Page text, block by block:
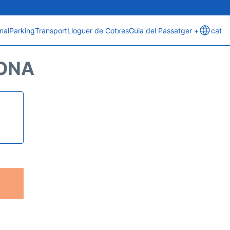
ParkingTransportLloguer de CotxesGuia del Passatger + cat